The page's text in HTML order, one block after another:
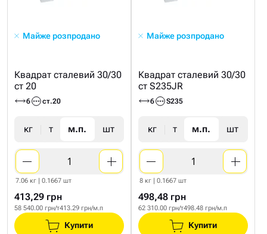
Майже розпродано
Квадрат сталевий 30/30
ст 20
6 ст.20
кг т м.п. шт
7.06 кг | 0.1667 шт
413,29 грн
58 540.00 грн/т413.29 грн/м.п
Купити
Майже розпродано
Квадрат сталевий 30/30
ст S235JR
6 S235
кг т м.п. шт
8 кг | 0.1667 шт
498,48 грн
62 310.00 грн/т498.48 грн/м.п
Купити